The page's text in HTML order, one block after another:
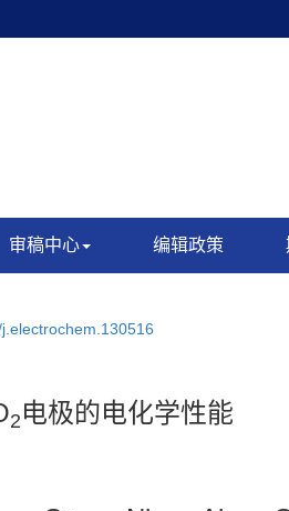
审稿中心 编辑政策
2 电极的电化学性能